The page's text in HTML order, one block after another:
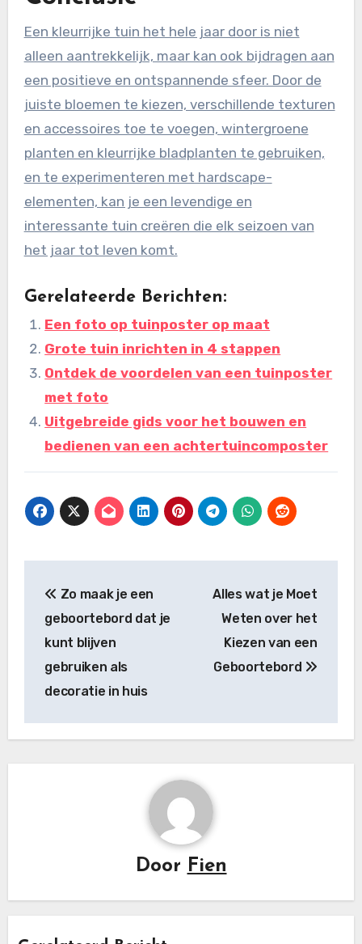
Een kleurrijke tuin het hele jaar door is niet
alleen aantrekkelijk, maar kan ook bijdragen aan
een positieve en ontspannende sfeer. Door de
juiste bloemen te kiezen, verschillende texturen
en accessoires toe te voegen, wintergroene
planten en kleurrijke bladplanten te gebruiken,
en te experimenteren met hardscape-
elementen, kan je een levendige en
interessante tuin creëren die elk seizoen van
het jaar tot leven komt.
Gerelateerde Berichten:
Een foto op tuinposter op maat
Grote tuin inrichten in 4 stappen
Ontdek de voordelen van een tuinposter
met foto
Uitgebreide gids voor het bouwen en
bedienen van een achtertuincomposter
navigatie
Zo maak je een
geboortebord dat je
kunt blijven
gebruiken als
decoratie in huis
Alles wat je Moet
Weten over het
Kiezen van een
Geboortebord
Door Fien